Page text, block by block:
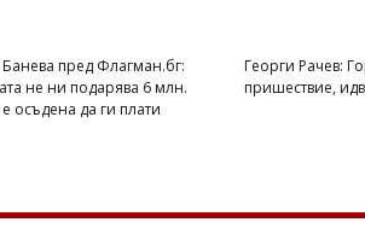
Банева пред Флагман.бг:
не ни подарява 6 млн.
осъдена да ги плати
Георги Рачев:
пришествие,